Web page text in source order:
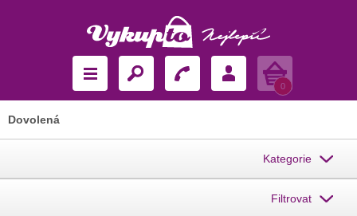
Košík
0
Dovolená
Kategorie
Filtrovat